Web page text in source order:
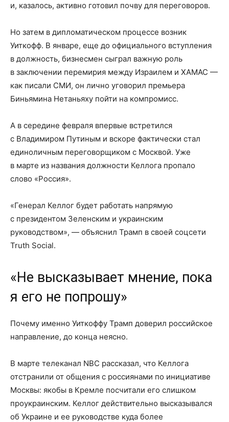
и, казалось, активно готовил почву для переговоров.
Но затем в дипломатическом процессе возник
Уиткофф. В январе, еще до официального вступления
в должность, бизнесмен сыграл важную роль
в заключении перемирия между Израилем и ХАМАС —
как писали СМИ, он лично уговорил премьера
Биньямина Нетаньяху пойти на компромисс.
А в середине февраля впервые встретился
с Владимиром Путиным и вскоре фактически стал
единоличным переговорщиком с Москвой. Уже
в марте из названия должности Келлога пропало
слово «Россия».
«Генерал Келлог будет работать напрямую
с президентом Зеленским и украинским
руководством», — объяснил Трамп в своей соцсети
Truth Social.
«Не высказывает мнение, пока
я его не попрошу»
Почему именно Уиткоффу Трамп доверил российское
направление, до конца неясно.
В марте телеканал NBC рассказал, что Келлога
отстранили от общения с россиянами по инициативе
Москвы: якобы в Кремле посчитали его слишком
проукраинским. Келлог действительно высказывался
об Украине и ее руководстве куда более